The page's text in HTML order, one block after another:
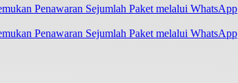
Penawaran Sejumlah Paket melalui WhatsApp